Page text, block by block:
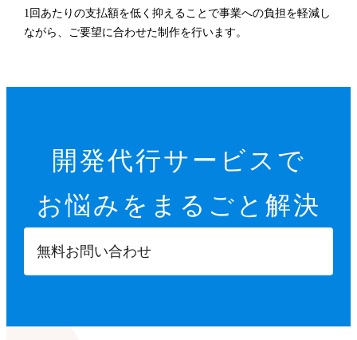
1回あたりの支払額を低く抑えることで事業への負担を軽減し
ながら、ご要望に合わせた制作を行います。
開発代行サービスで
お悩みをまるごと解決
無料お問い合わせ